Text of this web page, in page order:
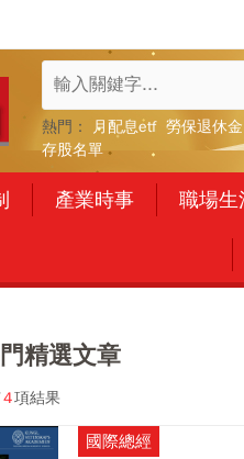
熱門： 月配息etf 勞保退休金
存股名單
產業時事 職場生
精選文章
4項結果
國際總經